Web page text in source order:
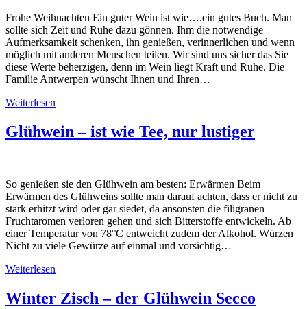
Frohe Weihnachten Ein guter Wein ist wie….ein gutes Buch. Man
sollte sich Zeit und Ruhe dazu gönnen. Ihm die notwendige
Aufmerksamkeit schenken, ihn genießen, verinnerlichen und wenn
möglich mit anderen Menschen teilen. Wir sind uns sicher das Sie
diese Werte beherzigen, denn im Wein liegt Kraft und Ruhe. Die
Familie Antwerpen wünscht Ihnen und Ihren…
Weiterlesen
Glühwein – ist wie Tee, nur lustiger
So genießen sie den Glühwein am besten: Erwärmen Beim
Erwärmen des Glühweins sollte man darauf achten, dass er nicht zu
stark erhitzt wird oder gar siedet, da ansonsten die filigranen
Fruchtaromen verloren gehen und sich Bitterstoffe entwickeln. Ab
einer Temperatur von 78°C entweicht zudem der Alkohol. Würzen
Nicht zu viele Gewürze auf einmal und vorsichtig…
Weiterlesen
Winter Zisch – der Glühwein Secco